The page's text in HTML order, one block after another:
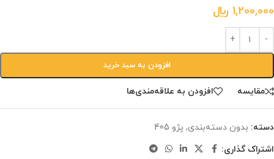
1,200,000 ﷼
افزودن به سبد خرید
مقایسه افزودن به علاقه‌مندی‌ها
دسته: بدون دسته‌بندی, پژو 405
اشتراک گذاری: